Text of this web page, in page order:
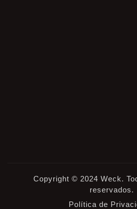
Copyright © 2024 Weck.
reservados.
Política de